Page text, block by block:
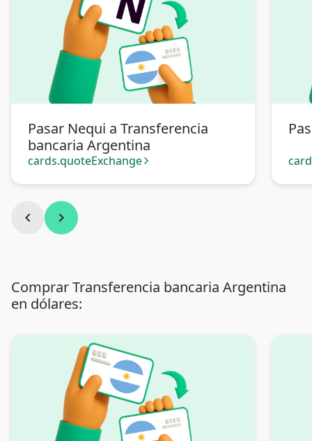
Pasar Nequi a Transferencia
bancaria Argentina
cards.quoteExchange arrow_forward_ios
chevron_left chevron_right
Comprar Transferencia bancaria Argentina
en dólares: